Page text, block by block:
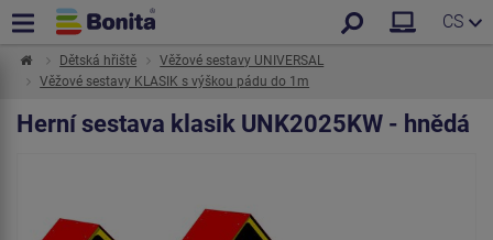
CS
Dětská hřiště
Věžové sestavy UNIVERSAL
Věžové sestavy KLASIK s výškou pádu do 1m
Herní sestava klasik UNK2025KW - hnědá